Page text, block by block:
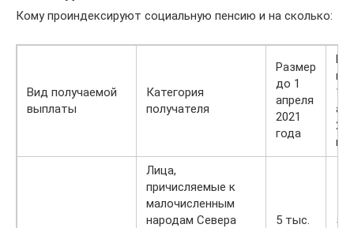
Кому проиндексируют социальную пенсию и на сколько:
Вид получаемой
выплаты
Категория
получателя
Размер
до 1
апреля
2021
года
1
Лица,
причисляемые к
малочисленным
народам Севера
5 тыс.
5